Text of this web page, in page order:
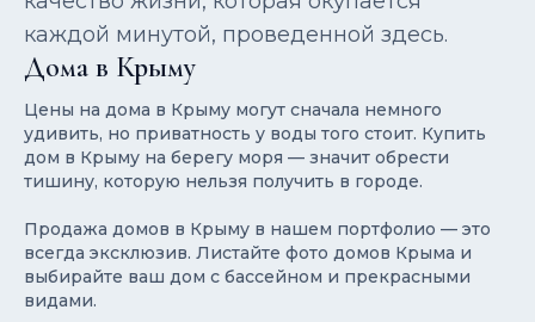
каждой минутой, проведенной здесь.
Дома в Крыму
Цены на дома в Крыму могут сначала немного
удивить, но приватность у воды того стоит. Купить
дом в Крыму на берегу моря — значит обрести
тишину, которую нельзя получить в городе.
Продажа домов в Крыму в нашем портфолио — это
всегда эксклюзив. Листайте фото домов Крыма и
выбирайте ваш дом с бассейном и прекрасными
видами.